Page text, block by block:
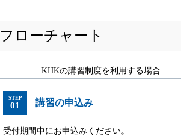
フローチャート
KHKの講習制度を利用する場合
STEP
01 講習の申込み
受付期間中にお申込みください。